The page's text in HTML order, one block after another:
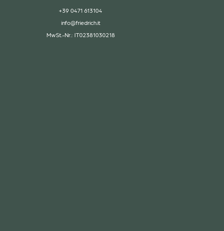
+39 0471 613104
info@friedrich.it
MwSt.-Nr.: IT02381030218